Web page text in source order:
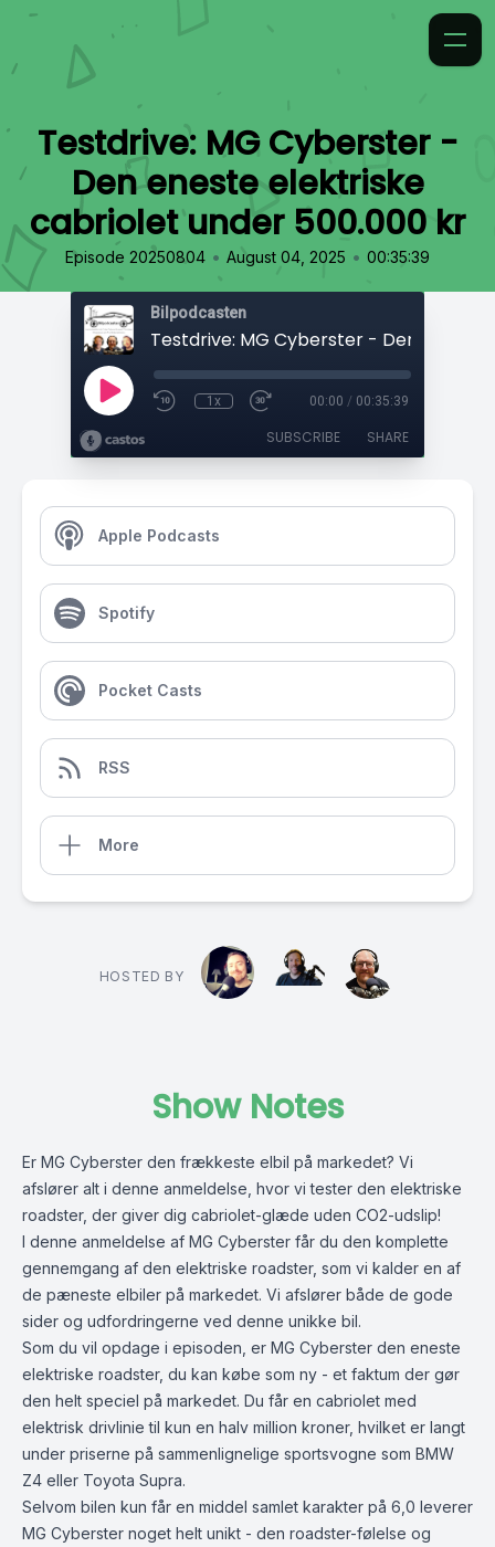
Testdrive: MG Cyberster -
Den eneste elektriske
cabriolet under 500.000 kr
Episode 20250804 • August 04, 2025 • 00:35:39
Bilpodcasten
1x 00:00 / 00:35:39
SUBSCRIBE SHARE
Apple Podcasts
Spotify
Pocket Casts
RSS
More
HOSTED BY
Show Notes
Er MG Cyberster den frækkeste elbil på markedet? Vi
afslører alt i denne anmeldelse, hvor vi tester den elektriske
roadster, der giver dig cabriolet-glæde uden CO2-udslip!
I denne anmeldelse af MG Cyberster får du den komplette
gennemgang af den elektriske roadster, som vi kalder en af
de pæneste elbiler på markedet. Vi afslører både de gode
sider og udfordringerne ved denne unikke bil.
Som du vil opdage i episoden, er MG Cyberster den eneste
elektriske roadster, du kan købe som ny - et faktum der gør
den helt speciel på markedet. Du får en cabriolet med
elektrisk drivlinie til kun en halv million kroner, hvilket er langt
under priserne på sammenlignelige sportsvogne som BMW
Z4 eller Toyota Supra.
Selvom bilen kun får en middel samlet karakter på 6,0 leverer
MG Cyberster noget helt unikt - den roadster-følelse og